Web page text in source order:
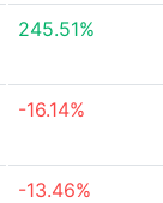
245.51%
-16.14%
-13.46%